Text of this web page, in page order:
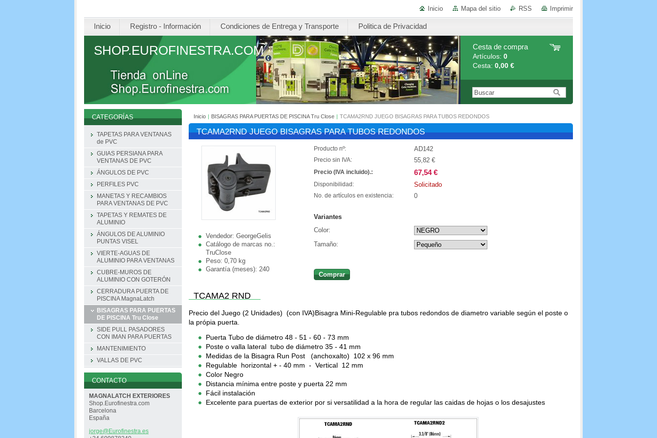
Inicio Mapa del sitio RSS Imprimir
Inicio Registro - Información Condiciones de Entrega y Transporte Politica de Privacidad
SHOP.EUROFINESTRA.COM Cesta de compra
Artículos: 0
Cesta: 0,00 €
Inicio | BISAGRAS PARA PUERTAS DE PISCINA Tru Close | TCAMA2RND JUEGO BISAGRAS PARA TUBOS REDONDOS
TCAMA2RND JUEGO BISAGRAS PARA TUBOS REDONDOS
Vendedor: GeorgeGelis
Catálogo de marcas no.:
TruClose
Peso: 0,70 kg
Garantía (meses): 240
Producto nº: AD142
Precio sin IVA: 55,82 €
Precio (IVA incluido).: 67,54 €
Disponibilidad: Solicitado
No. de artículos en existencia: 0
Variantes
Color:
Tamaño:
Comprar
TCAMA2 RND
Precio del Juego (2 Unidades) (con IVA)Bisagra Mini-Regulable pra tubos redondos de diametro variable según el poste o
la própia puerta.
Puerta Tubo de diámetro 48 - 51 - 60 - 73 mm
Poste o valla lateral tubo de diámetro 35 - 41 mm
Medidas de la Bisagra Run Post (anchoxalto) 102 x 96 mm
Regulable horizontal + - 40 mm - Vertical 12 mm
Color Negro
Distancia mínima entre poste y puerta 22 mm
Fácil instalación
Excelente para puertas de exterior por si versatilidad a la hora de regular las caidas de hojas o los desajustes
CATEGORÍAS
TAPETAS PARA VENTANAS
de PVC
GUIAS PERSIANA PARA
VENTANAS DE PVC
ÁNGULOS DE PVC
PERFILES PVC
MANETAS Y RECAMBIOS
PARA VENTANAS DE PVC
TAPETAS Y REMATES DE
ALUMINIO
ÁNGULOS DE ALUMINIO
PUNTAS VISEL
VIERTE-AGUAS DE
ALUMINIO PARA VENTANAS
CUBRE-MUROS DE
ALUMINIO CON GOTERÓN
CERRADURA PUERTA DE
PISCINA MagnaLatch
BISAGRAS PARA PUERTAS
DE PISCINA Tru Close
SIDE PULL PASADORES
CON IMAN PARA PUERTAS
MANTENIMIENTO
VALLAS DE PVC
CONTACTO
MAGNALATCH EXTERIORES
Shop.Eurofinestra.com
Barcelona
España
jorge@Eurofinestra.es